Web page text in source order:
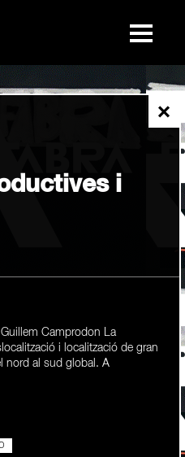
×
i
Guillem Camprodon La
i localització de gran
nord al sud global. A